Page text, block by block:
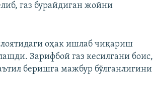
газ бурайдиган жойни
оҳак ишлаб чиқариш
Зарифбой газ кесилгани боис,
беришга мажбур бўлганлигини